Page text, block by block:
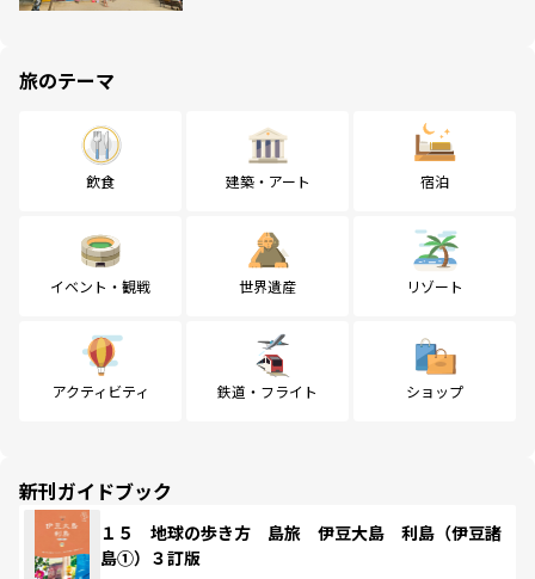
旅のテーマ
飲食 建築・アート 宿泊
イベント・観戦 世界遺産 リゾート
アクティビティ 鉄道・フライト ショップ
新刊ガイドブック
１５ 地球の歩き方 島旅 伊豆大島 利島（伊豆諸
島①）３訂版